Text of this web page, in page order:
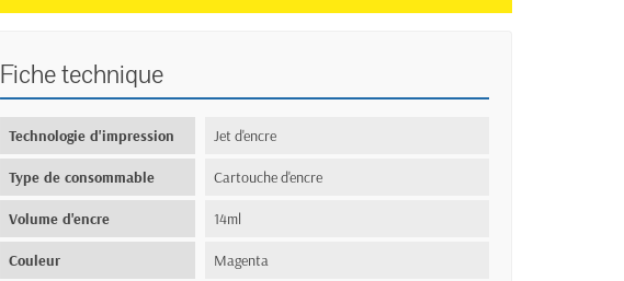
Fiche technique
Technologie d'impression Jet d'encre
Type de consommable Cartouche d'encre
Volume d'encre 14ml
Couleur Magenta